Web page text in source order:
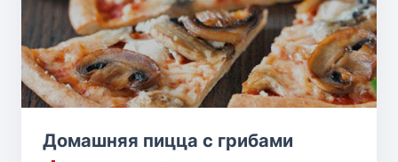
Домашняя пицца с грибами